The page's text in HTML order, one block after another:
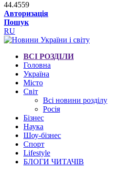
44.4559
Авторизація
Пошук
RU
ВСІ РОЗДІЛИ
Головна
Україна
Місто
Світ
Всі новини розділу
Росія
Бізнес
Наука
Шоу-бізнес
Спорт
Lifestyle
БЛОГИ ЧИТАЧІВ